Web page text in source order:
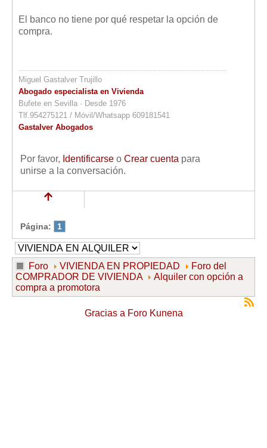
El banco no tiene por qué respetar la opción de
compra.
Miguel Gastalver Trujillo
Abogado especialista en Vivienda
Bufete en Sevilla · Desde 1976
Tlf.954275121 / Móvil/Whatsapp 609181541
Gastalver Abogados
Por favor, Identificarse o Crear cuenta para
unirse a la conversación.
Página: 1
Foro VIVIENDA EN PROPIEDAD
Foro del
COMPRADOR DE VIVIENDA
Alquiler con opción a
compra a promotora
Gracias a Foro Kunena